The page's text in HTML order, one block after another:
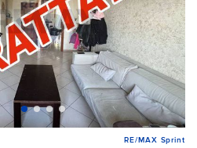
RE/MAX Sprint